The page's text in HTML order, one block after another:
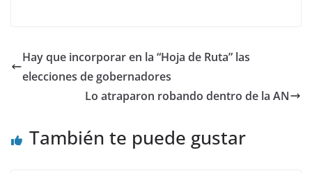
Hay que incorporar en la “Hoja de Ruta” las
elecciones de gobernadores
Lo atraparon robando dentro de la AN
También te puede gustar